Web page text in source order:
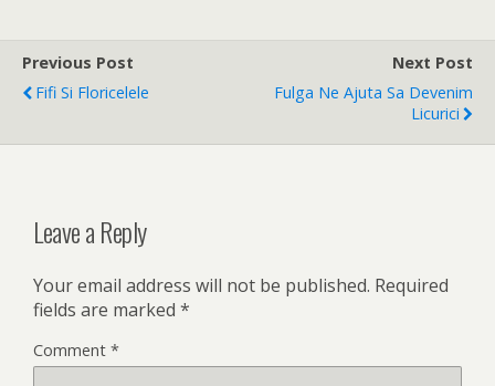
Previous Post
Fifi Si Floricelele
Next Post
Fulga Ne Ajuta Sa Devenim
Licurici
Leave a Reply
Your email address will not be published. Required
fields are marked *
Comment *